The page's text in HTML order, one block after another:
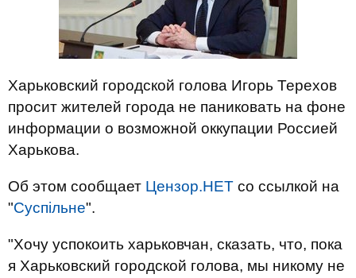
Харьковский городской голова Игорь Терехов
просит жителей города не паниковать на фоне
информации о возможной оккупации Россией
Харькова.
Об этом сообщает Цензор.НЕТ со ссылкой на
"Суспільне".
"Хочу успокоить харьковчан, сказать, что, пока
я Харьковский городской голова, мы никому не